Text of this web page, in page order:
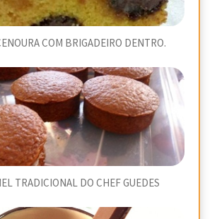
COM BRIGADEIRO DENTRO.
TRADICIONAL DO CHEF GUEDES